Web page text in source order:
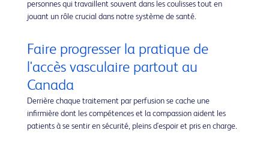
personnes qui travaillent souvent dans les coulisses tout en
jouant un rôle crucial dans notre système de santé.
Faire progresser la pratique de
l'accès vasculaire partout au
Canada
Derrière chaque traitement par perfusion se cache une
infirmière dont les compétences et la compassion aident les
patients à se sentir en sécurité, pleins d'espoir et pris en charge.